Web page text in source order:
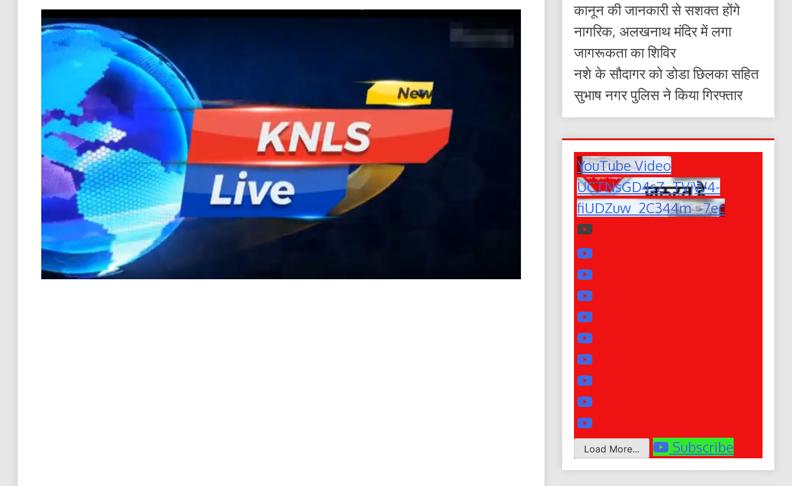
कानून की जानकारी से सशक्त होंगे
नागरिक, अलखनाथ मंदिर में लगा
जागरूकता का शिविर
नशे के सौदागर को डोडा छिलका सहित
सुभाष नगर पुलिस ने किया गिरफ्तार
YouTube Video
UCTNsGD4sZ_TVjW4-
fiUDZuw_2C344m_-7ec
Load More... Subscribe